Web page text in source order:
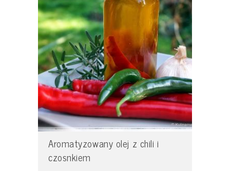
Aromatyzowany olej z chili i
czosnkiem